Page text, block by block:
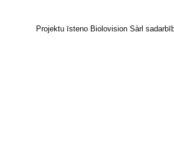
Projektu īsteno Biolovision Sàrl